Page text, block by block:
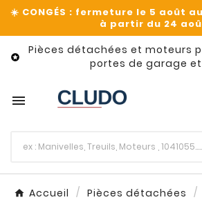

Pièces détachées et moteurs
portes de garage

Accueil Pièces détachées